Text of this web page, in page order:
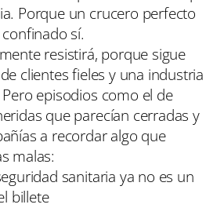
Porque un crucero perfecto
sí.
resistirá, porque sigue
clientes fieles y una industria
episodios como el de
que parecían cerradas y
a recordar algo que
malas:
sanitaria ya no es un
billete